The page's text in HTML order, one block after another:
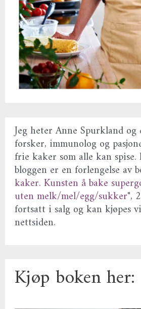
Jeg heter Anne Spurkland og
forsker, immunolog og
frie kaker som alle kan spise.
bloggen er en forlengelse av
kaker. Kunsten å bake
uten melk/mel/egg/sukker",
fortsatt i salg og kan kjøpes
nettsiden.
Kjøp boken her: